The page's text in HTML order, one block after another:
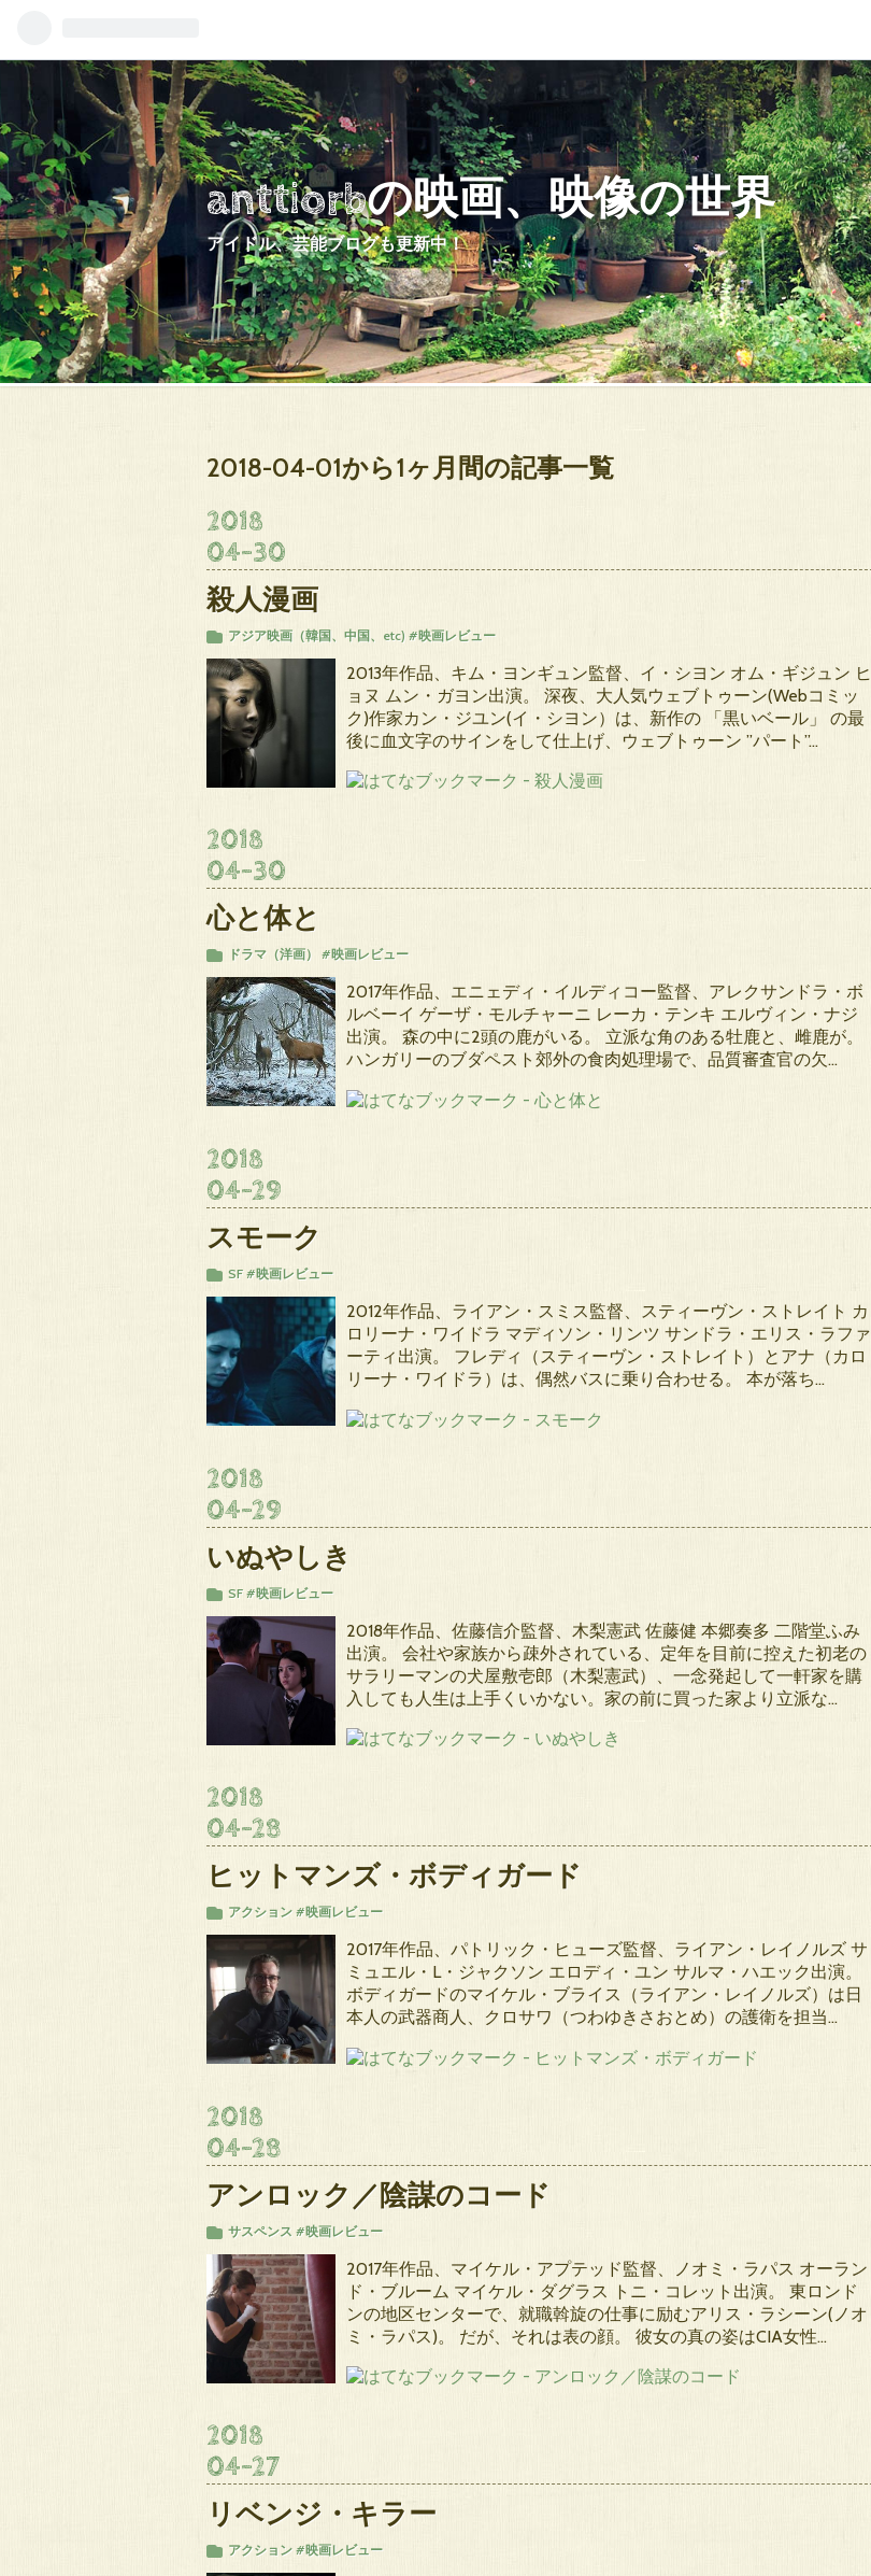
anttiorbの映画、映像の世界
アイドル、芸能ブログも更新中！
2018-04-01から1ヶ月間の記事一覧
2018
04-30
殺人漫画
アジア映画（韓国、中国、etc) #映画レビュー
2013年作品、キム・ヨンギュン監督、イ・シヨン オム・ギジュン ヒ
ョヌ ムン・ガヨン出演。 深夜、大人気ウェブトゥーン(Webコミッ
ク)作家カン・ジユン(イ・シヨン）は、新作の 「黒いベール」 の最
後に血文字のサインをして仕上げ、ウェブトゥーン ”パート”…
2018
04-30
心と体と
ドラマ（洋画） #映画レビュー
2017年作品、エニェディ・イルディコー監督、アレクサンドラ・ボ
ルベーイ ゲーザ・モルチャーニ レーカ・テンキ エルヴィン・ナジ
出演。 森の中に2頭の鹿がいる。 立派な角のある牡鹿と、雌鹿が。
ハンガリーのブダペスト郊外の食肉処理場で、品質審査官の欠…
2018
04-29
スモーク
SF #映画レビュー
2012年作品、ライアン・スミス監督、スティーヴン・ストレイト カ
ロリーナ・ワイドラ マディソン・リンツ サンドラ・エリス・ラファ
ーティ出演。 フレディ（スティーヴン・ストレイト）とアナ（カロ
リーナ・ワイドラ）は、偶然バスに乗り合わせる。 本が落ち…
2018
04-29
いぬやしき
SF #映画レビュー
2018年作品、佐藤信介監督、木梨憲武 佐藤健 本郷奏多 二階堂ふみ
出演。 会社や家族から疎外されている、定年を目前に控えた初老の
サラリーマンの犬屋敷壱郎（木梨憲武）、一念発起して一軒家を購
入しても人生は上手くいかない。家の前に買った家より立派な…
2018
04-28
ヒットマンズ・ボディガード
アクション #映画レビュー
2017年作品、パトリック・ヒューズ監督、ライアン・レイノルズ サ
ミュエル・L・ジャクソン エロディ・ユン サルマ・ハエック出演。
ボディガードのマイケル・ブライス（ライアン・レイノルズ）は日
本人の武器商人、クロサワ（つわゆきさおとめ）の護衛を担当…
2018
04-28
アンロック／陰謀のコード
サスペンス #映画レビュー
2017年作品、マイケル・アプテッド監督、ノオミ・ラパス オーラン
ド・ブルーム マイケル・ダグラス トニ・コレット出演。 東ロンド
ンの地区センターで、就職斡旋の仕事に励むアリス・ラシーン(ノオ
ミ・ラパス)。 だが、それは表の顔。 彼女の真の姿はCIA女性…
2018
04-27
リベンジ・キラー
アクション #映画レビュー